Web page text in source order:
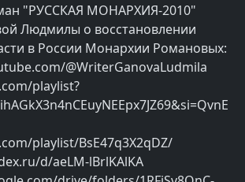
"РУССКАЯ МОНАРХИЯ-2010"
Людмилы о восстановлении
в России Монархии Романовых:
@WriterGanovaLudmila
playlist?
playlist/BsE47q3X2qDZ/
d/aeLM-lBrlKAlKA